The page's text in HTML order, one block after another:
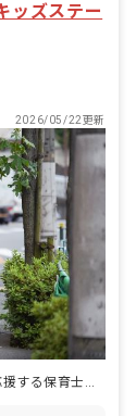
ッズステー
2026/05/22更新
子どもの「ワクワク」を育む、挑戦を応援する保育士になる